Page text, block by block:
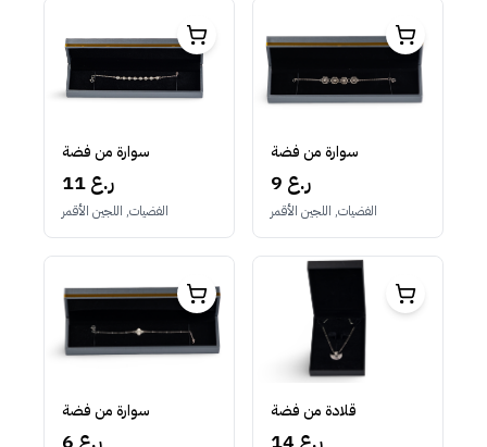
سوارة من فضة
11 ر.ع
الفضيات, اللجين الأقمر
سوارة من فضة
9 ر.ع
الفضيات, اللجين الأقمر
سوارة من فضة
6 ر.ع
قلادة من فضة
14 ر.ع